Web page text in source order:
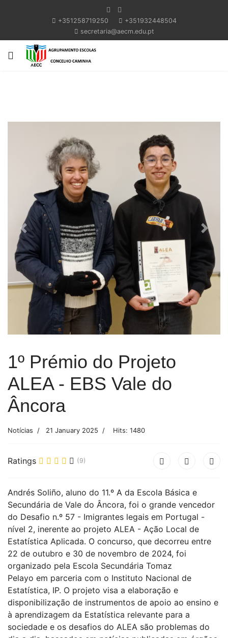
+351258719250
+351932448504
secretaria@aecm.edu.pt
Previous Next
1º Prémio do Projeto
ALEA - EBS Vale do
Âncora
Notícias 21 January 2025 Hits: 1480
Ratings (9)
Andrés Soliño, aluno do 11.º A da Escola Básica e
Secundária de Vale do Âncora, foi o grande vencedor
do Desafio n.º 57 - Imigrantes legais em Portugal -
nível 2, inerente ao projeto ALEA - Ação Local de
Estatística Aplicada. O concurso, que decorreu entre
22 de outubro e 30 de novembro de 2024, foi
organizado pela Escola Secundária Tomaz
Pelayo em parceria com o Instituto Nacional de
Estatística, IP. O projeto visa a elaboração e
disponibilização de instrumentos de apoio ao ensino e
à aprendizagem da Estatística relevante para a
sociedade e os desafios do ALEA são problemas do